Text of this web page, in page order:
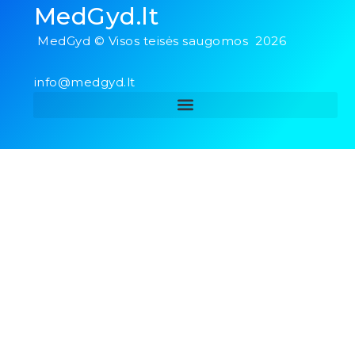
MedGyd.lt
MedGyd © Visos teisės saugomos 2026
info@medgyd.lt